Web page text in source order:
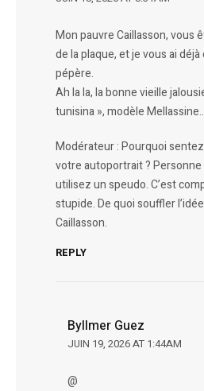
Mon pauvre Caillasson, vous
de la plaque, et je vous ai
pépère.
Ah la la, la bonne vieille
tunisina », modèle
Modérateur : Pourquoi
votre autoportrait ?
utilisez un speudo. C’est
stupide. De quoi souffler
Caillasson.
REPLY
Byllmer Guez
JUIN 19, 2026 AT 1:44AM
@